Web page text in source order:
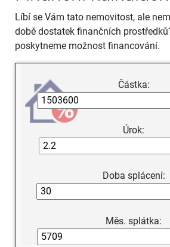
Líbí se Vám tato nemovitost, ale
době dostatek finančních
poskytneme možnost financování.
Částka:
Úrok:
Doba splácení:
Měs. splátka: